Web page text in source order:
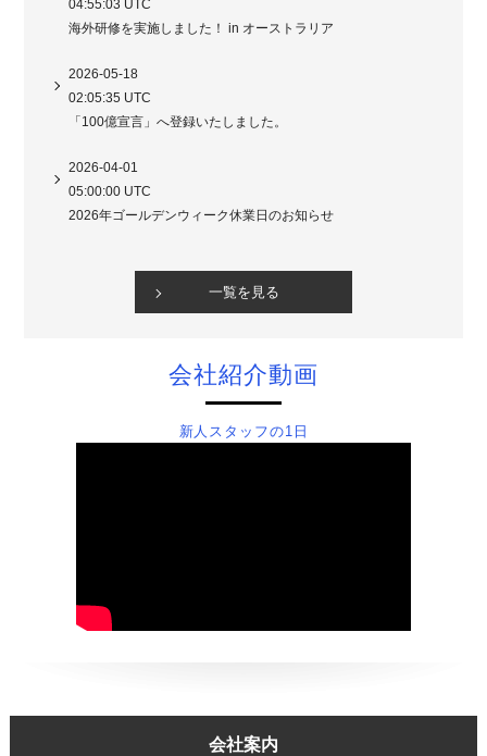
04:55:03 UTC
海外研修を実施しました！ in オーストラリア
2026-05-18
02:05:35 UTC
「100億宣言」へ登録いたしました。
2026-04-01
05:00:00 UTC
2026年ゴールデンウィーク休業日のお知らせ
一覧を見る
会社紹介動画
新人スタッフの1日
会社案内